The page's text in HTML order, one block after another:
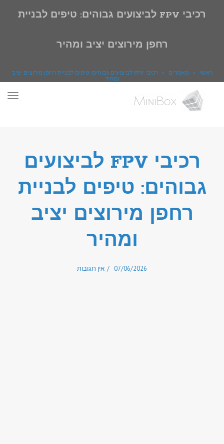
רכיבי FPV לביצועים גבוהים: טיפים לבניית
רחפן מירוצים יציב ומהיר
ראשי » מאמרים »
רכיבי FPV לביצועים גבוהים: טיפים לבניית רחפן מירוצים יציב
ומהיר
רכיבי FPV לביצועים
גבוהים: טיפים לבניית
רחפן מירוצים יציב
ומהיר
07/06/2026 אין תגובות